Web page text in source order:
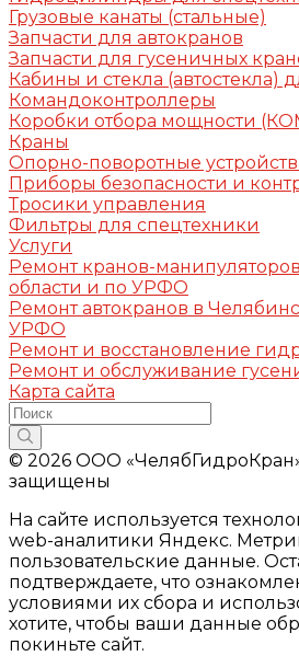
Грузовые канаты (стальные)
Запчасти для автокранов
Запчасти для гусеничных
Кабины и стекла (автостекла)
Командоконтроллеры
Коробки отбора мощности
Краны
Опорно-поворотные
Приборы безопасности и
Тросики управления
Фильтры для спецтехники
Услуги
Ремонт кранов-
области и по УРФО
Ремонт автокранов в
УРФО
Ремонт и восстановление
Ремонт и обслуживание
Карта сайта
© 2026 ООО
защищены
На сайте используется
web-аналитики Яндекс.
пользовательские данные.
подтверждаете, что
условиями их сбора и
хотите, чтобы ваши данные
покиньте сайт.